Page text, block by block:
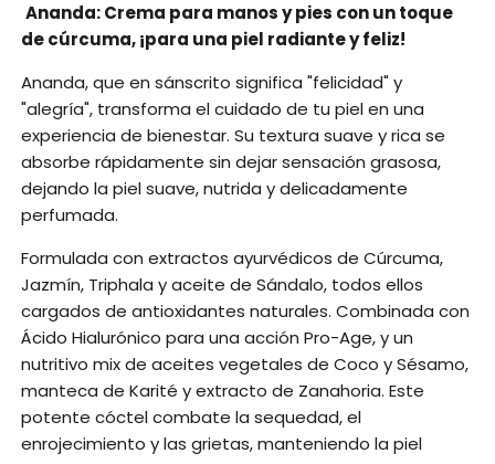
Ananda: Crema para manos y pies con un toque
de cúrcuma, ¡para una piel radiante y feliz!
Ananda, que en sánscrito significa "felicidad" y
"alegría", transforma el cuidado de tu piel en una
experiencia de bienestar. Su textura suave y rica se
absorbe rápidamente sin dejar sensación grasosa,
dejando la piel suave, nutrida y delicadamente
perfumada.
Formulada con extractos ayurvédicos de Cúrcuma,
Jazmín, Triphala y aceite de Sándalo, todos ellos
cargados de antioxidantes naturales. Combinada con
Ácido Hialurónico para una acción Pro-Age, y un
nutritivo mix de aceites vegetales de Coco y Sésamo,
manteca de Karité y extracto de Zanahoria. Este
potente cóctel combate la sequedad, el
enrojecimiento y las grietas, manteniendo la piel